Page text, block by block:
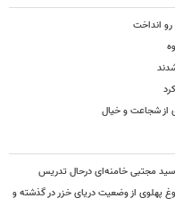
رو انداخت
از شجاعت و خیال
سید مجتبی خامنه‌ای درحال تدریس
پهلوی از وضعیت دریای خزر در گذشته و